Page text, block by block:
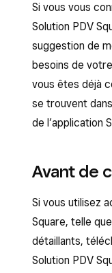
Si vous vous
Solution PDV
suggestion de
besoins de
vous êtes déjà
se trouvent
de l’application
Avant de
Si vous utilisez
Square, telle
détaillants,
Solution PDV